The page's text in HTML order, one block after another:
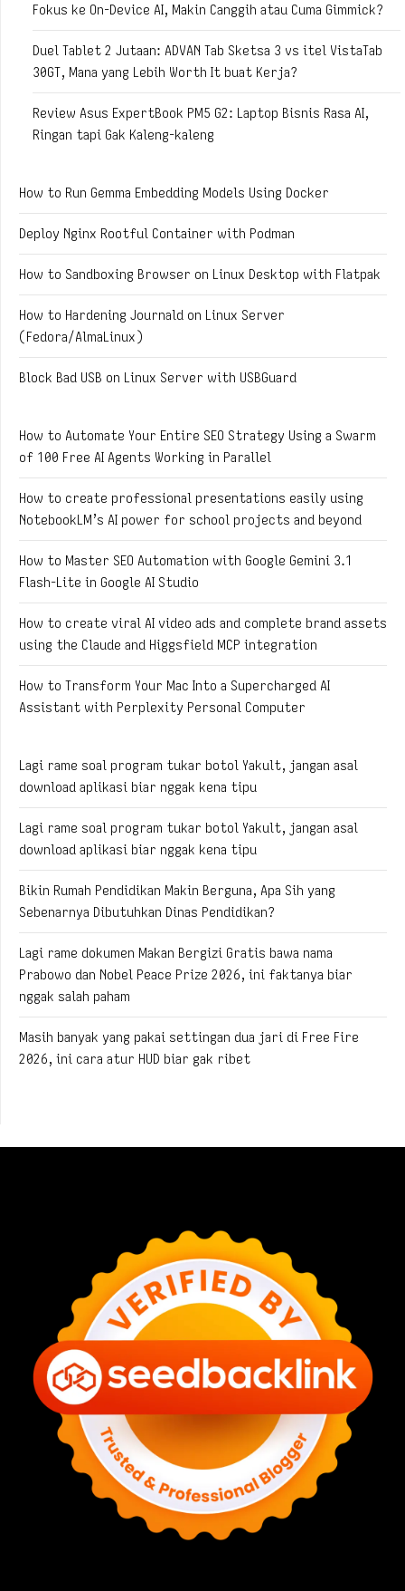
Fokus ke On-Device AI, Makin Canggih atau Cuma Gimmick?
Duel Tablet 2 Jutaan: ADVAN Tab Sketsa 3 vs itel VistaTab
30GT, Mana yang Lebih Worth It buat Kerja?
Review Asus ExpertBook PM5 G2: Laptop Bisnis Rasa AI,
Ringan tapi Gak Kaleng-kaleng
How to Run Gemma Embedding Models Using Docker
Deploy Nginx Rootful Container with Podman
How to Sandboxing Browser on Linux Desktop with Flatpak
How to Hardening Journald on Linux Server
(Fedora/AlmaLinux)
Block Bad USB on Linux Server with USBGuard
How to Automate Your Entire SEO Strategy Using a Swarm
of 100 Free AI Agents Working in Parallel
How to create professional presentations easily using
NotebookLM’s AI power for school projects and beyond
How to Master SEO Automation with Google Gemini 3.1
Flash-Lite in Google AI Studio
How to create viral AI video ads and complete brand assets
using the Claude and Higgsfield MCP integration
How to Transform Your Mac Into a Supercharged AI
Assistant with Perplexity Personal Computer
Lagi rame soal program tukar botol Yakult, jangan asal
download aplikasi biar nggak kena tipu
Lagi rame soal program tukar botol Yakult, jangan asal
download aplikasi biar nggak kena tipu
Bikin Rumah Pendidikan Makin Berguna, Apa Sih yang
Sebenarnya Dibutuhkan Dinas Pendidikan?
Lagi rame dokumen Makan Bergizi Gratis bawa nama
Prabowo dan Nobel Peace Prize 2026, ini faktanya biar
nggak salah paham
Masih banyak yang pakai settingan dua jari di Free Fire
2026, ini cara atur HUD biar gak ribet